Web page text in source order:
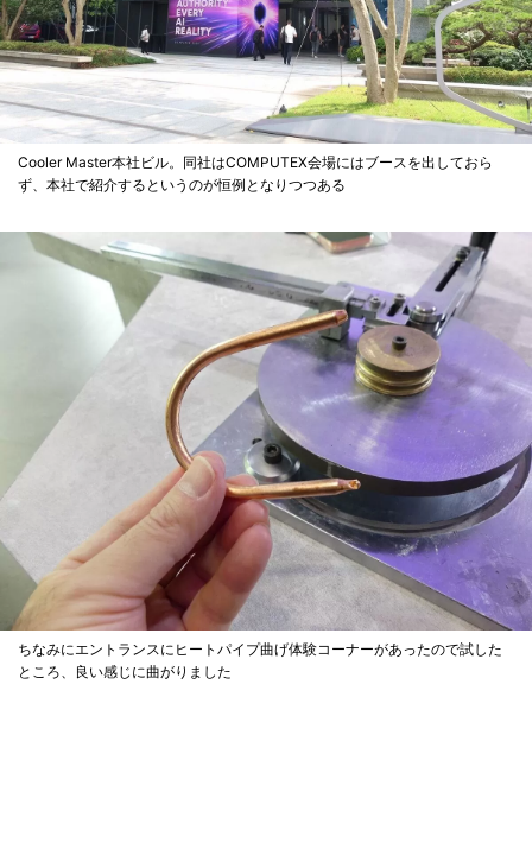
Cooler Master本社ビル。同社はCOMPUTEX会場にはブースを出しておら
ず、本社で紹介するというのが恒例となりつつある
ちなみにエントランスにヒートパイプ曲げ体験コーナーがあったので試した
ところ、良い感じに曲がりました